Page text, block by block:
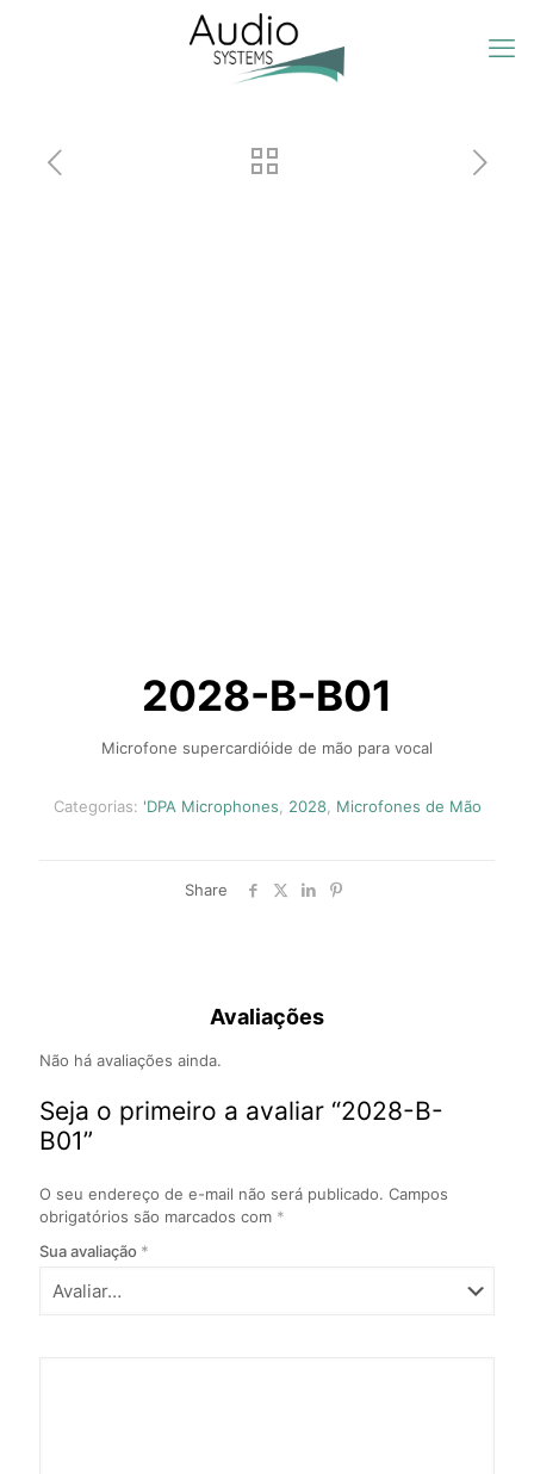
2028-B-B01
Microfone supercardióide de mão para vocal
Categorias: 'DPA Microphones 2028, Microfones de Mão
Share
Avaliações
Não há avaliações ainda.
Seja o primeiro a avaliar “2028-B-
B01”
O seu endereço de e-mail não será publicado. Campos
obrigatórios são marcados com *
Sua avaliação *